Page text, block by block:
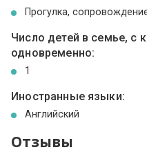
Прогулка,
Число детей в семье, с
одновременно:
1
Иностранные языки:
Английский
Отзывы